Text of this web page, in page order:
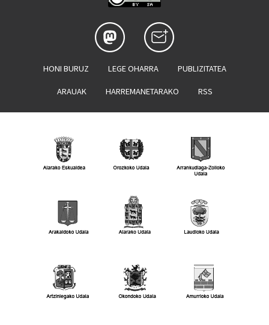
HONI BURUZ LEGE OHARRA PUBLIZITATEA
ARAUAK HARREMANETARAKO RSS